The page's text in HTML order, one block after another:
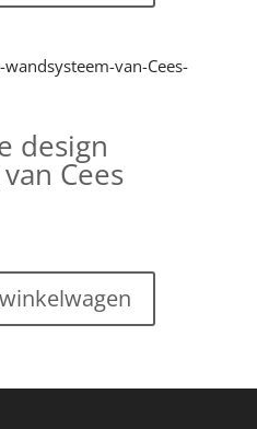
design
Cees